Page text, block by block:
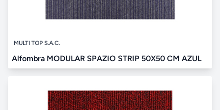
MULTI TOP S.A.C.
Alfombra MODULAR SPAZIO STRIP 50X50 CM AZUL